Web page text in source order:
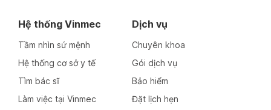
Hệ thống Vinmec
Tầm nhìn sứ mệnh
Hệ thống cơ sở y tế
Tìm bác sĩ
Làm việc tại Vinmec
Dịch vụ
Chuyên khoa
Gói dịch vụ
Bảo hiểm
Đặt lịch hẹn